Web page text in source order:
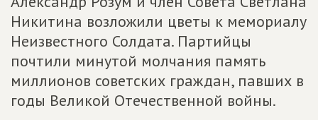
Никитина возложили цветы к мемориалу
Неизвестного Солдата. Партийцы
почтили минутой молчания память
миллионов советских граждан, павших в
годы Великой Отечественной войны.